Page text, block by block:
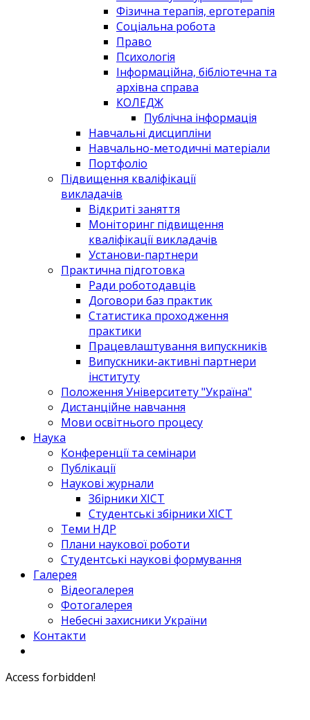
Фізична терапія, ерготерапія
Соціальна робота
Право
Психологія
Інформаційна, бібліотечна та
архівна справа
КОЛЕДЖ
Публічна інформація
Навчальні дисципліни
Навчально-методичні матеріали
Портфоліо
Підвищення кваліфікації
викладачів
Відкриті заняття
Моніторинг підвищення
кваліфікації викладачів
Установи-партнери
Практична підготовка
Ради роботодавців
Договори баз практик
Статистика проходження
практики
Працевлаштування випускників
Випускники-активні партнери
інституту
Положення Університету "Україна"
Дистанційне навчання
Мови освітнього процесу
Наука
Конференції та семінари
Публікації
Наукові журнали
Збірники ХІСТ
Студентські збірники ХІСТ
Теми НДР
Плани наукової роботи
Студентські наукові формування
Галерея
Відеогалерея
Фотогалерея
Небесні захисники України
Контакти
Access forbidden!